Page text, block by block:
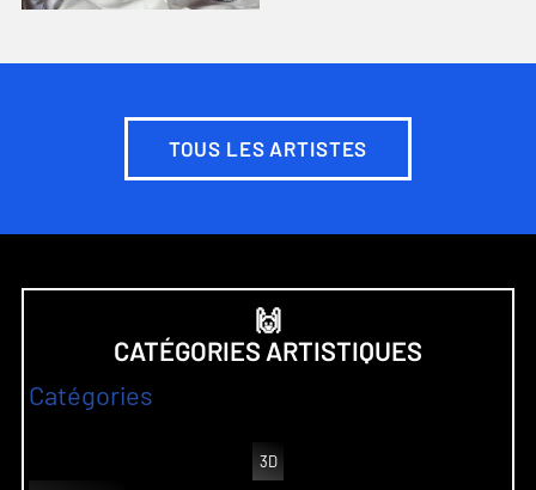
TOUS LES ARTISTES
🙌
CATÉGORIES ARTISTIQUES
Catégories
3D